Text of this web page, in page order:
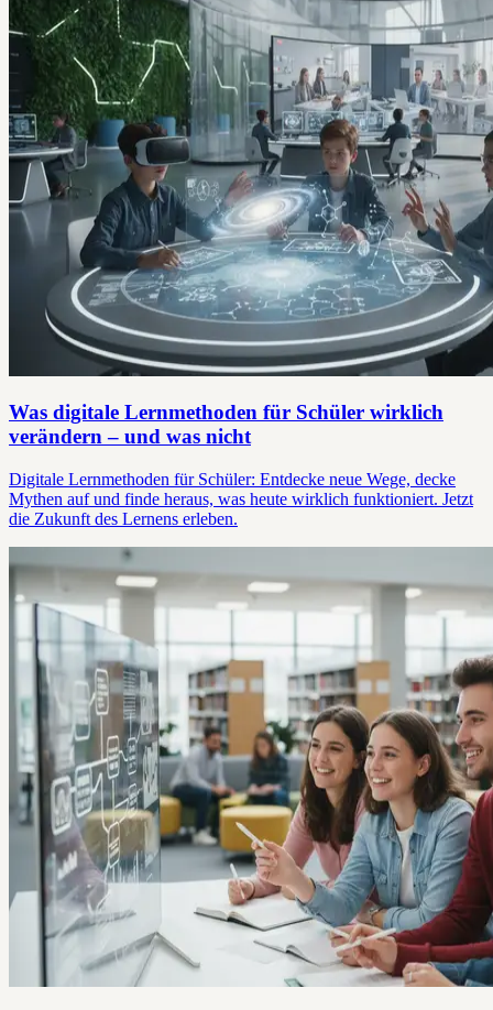
Was digitale Lernmethoden für Schüler wirklich
verändern – und was nicht
Digitale Lernmethoden für Schüler: Entdecke neue Wege, decke
Mythen auf und finde heraus, was heute wirklich funktioniert. Jetzt
die Zukunft des Lernens erleben.